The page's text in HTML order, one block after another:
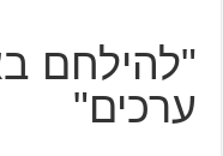
"להילחם
ערכים"